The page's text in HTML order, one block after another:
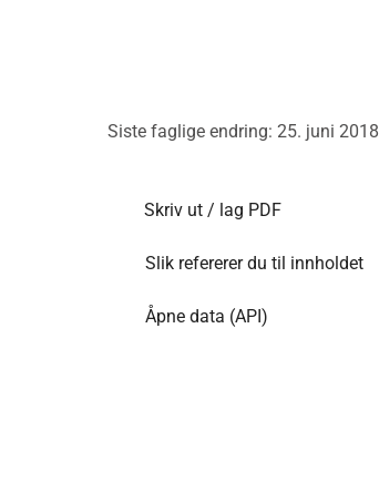
Siste faglige endring: 25. juni 2018
Skriv ut / lag PDF
Slik refererer du til innholdet
Åpne data (API)